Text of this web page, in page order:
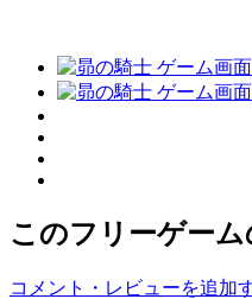
このフリーゲー
コメント・レビューを追加